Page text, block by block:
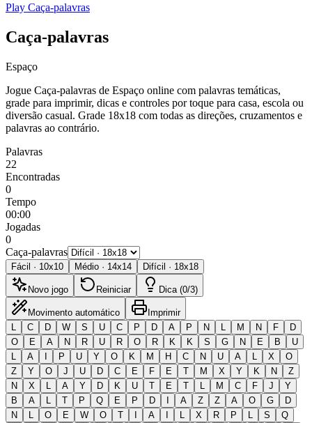
Play Caça-palavras
Caça-palavras
Espaço
Jogue Caça-palavras de Espaço online com palavras temáticas,
grade para imprimir, dicas e controles por toque para casa, escola ou
diversão casual. Grade 18x18 com todas as direções, cruzamentos e
palavras ao contrário.
Palavras
22
Encontradas
0
Tempo
00:00
Jogadas
0
Caça-palavras
Fácil · 10x10 Médio · 14x14 Difícil · 18x18
Novo jogo Reiniciar Dica (0/3)
Movimento automático
Imprimir
L
C D W S U C P D A P N L M N F
D
O
E A N R U R O R K K S G N E B
U
L
A I P U Y O K M H C N U A L X
O
Z
Y O J U D C E F E T M X Y K N
Z
N
X L A Y D K U T E T L M C F J
Y
B
A L T P Q E P D I A Z Z A O G
D
N
L O E W O T I A I L X R P L S
Q